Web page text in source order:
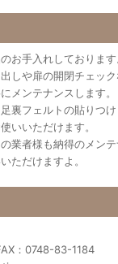
お手入れしております
しや扉の開閉チェッ
メンテナンスします。
裏フェルトの貼りつけ
いいただけます。
業者様も納得のメン
ただけますよ。
：0748-83-1184